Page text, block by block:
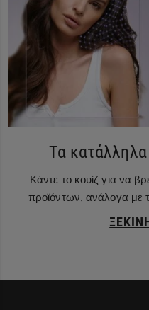
Τα κατάλληλα
Κάντε το κουίζ για να
προϊόντων, ανάλογα με